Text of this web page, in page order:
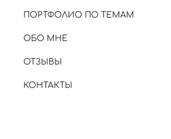
ПОРТФОЛИО ПО ТЕМАМ
ОБО МНЕ
ОТЗЫВЫ
КОНТАКТЫ